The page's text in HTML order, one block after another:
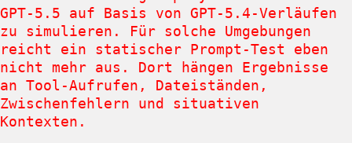
GPT‑5.5 auf Basis von GPT‑5.4-Verläufen
zu simulieren. Für solche Umgebungen
reicht ein statischer Prompt-Test eben
nicht mehr aus. Dort hängen Ergebnisse
an Tool-Aufrufen, Dateiständen,
Zwischenfehlern und situativen
Kontexten.